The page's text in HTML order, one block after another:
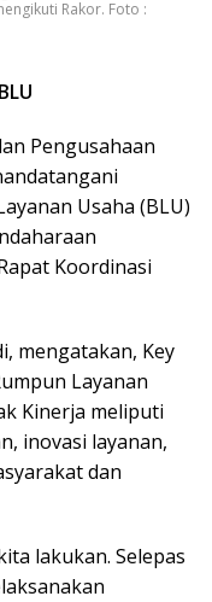
Rakor. Foto :
Pengusahaan
Usaha (BLU)
Koordinasi
mengatakan, Key
Layanan
Kinerja meliputi
inovasi layanan,
dan
lakukan. Selepas